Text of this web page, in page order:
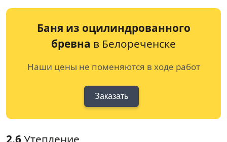
Баня из оцилиндрованного
бревна в Белореченске
Наши цены не поменяются в ходе работ
Заказать
2.6Утепление